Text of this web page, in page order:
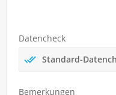
Datencheck
Standard-
Bemerkungen